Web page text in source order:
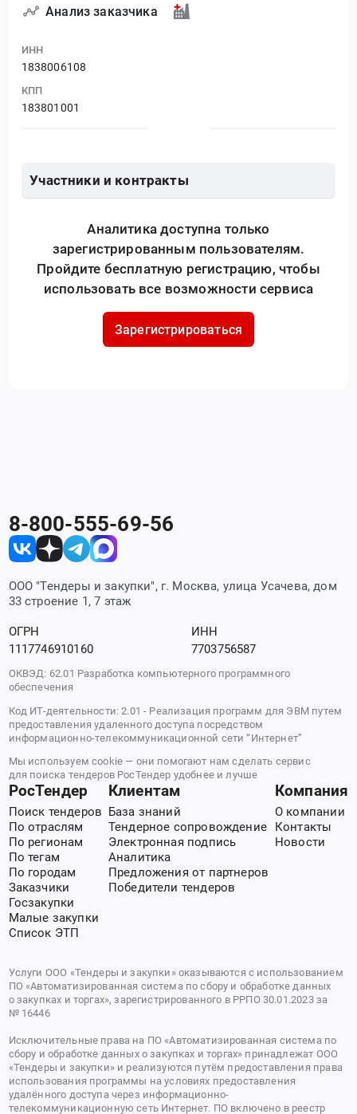
Анализ заказчика
ИНН
1838006108
КПП
183801001
Участники и контракты
Аналитика доступна только
зарегистрированным пользователям.
Пройдите бесплатную регистрацию, чтобы
использовать все возможности сервиса
Зарегистрироваться
8-800-555-69-56
ООО "Тендеры и закупки", г. Москва, улица Усачева, дом
33 строение 1, 7 этаж
ОГРН
1117746910160
ИНН
7703756587
ОКВЭД: 62.01 Разработка компьютерного программного
обеспечения
Код ИТ-деятельности: 2.01 - Реализация программ для ЭВМ путем
предоставления удаленного доступа посредством
информационно-телекоммуникационной сети “Интернет”
Мы используем cookie — они помогают нам сделать сервис
для поиска тендеров РосТендер удобнее и лучше
РосТендер
Поиск тендеров
По отраслям
По регионам
По тегам
По городам
Заказчики
Госзакупки
Малые закупки
Список ЭТП
Клиентам
База знаний
Тендерное сопровождение
Электронная подпись
Аналитика
Предложения от партнеров
Победители тендеров
Компания
О компании
Контакты
Новости
Услуги ООО «Тендеры и закупки» оказываются с использованием
ПО «Автоматизированная система по сбору и обработке данных
о закупках и торгах», зарегистрированного в РРПО 30.01.2023 за
№ 16446
Исключительные права на ПО «Автоматизированная система по
сбору и обработке данных о закупках и торгах» принадлежат ООО
«Тендеры и закупки» и реализуются путём предоставления права
использования программы на условиях предоставления
удалённого доступа через информационно-
телекоммуникационную сеть Интернет. ПО включено в реестр